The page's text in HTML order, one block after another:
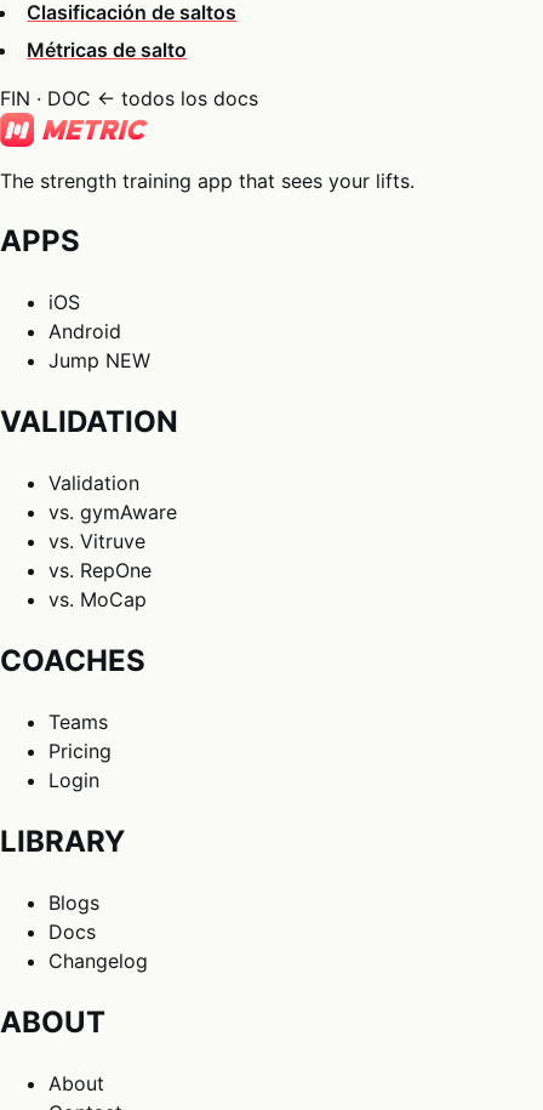
Clasificación de saltos
Métricas de salto
FIN · DOC ← todos los docs
The strength training app that sees your lifts.
APPS
iOS
Android
Jump NEW
VALIDATION
Validation
vs. gymAware
vs. Vitruve
vs. RepOne
vs. MoCap
COACHES
Teams
Pricing
Login
LIBRARY
Blogs
Docs
Changelog
ABOUT
About